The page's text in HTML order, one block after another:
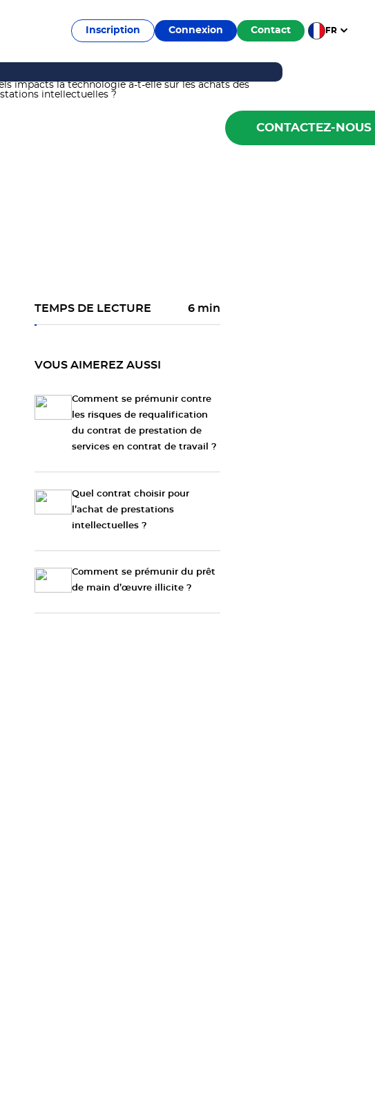
Inscription Connexion Contact FR
TEMPS DE LECTURE 6 min
VOUS AIMEREZ AUSSI
Comment se prémunir contre
les risques de requalification
du contrat de prestation de
services en contrat de travail ?
Quel contrat choisir pour
l’achat de prestations
intellectuelles ?
Comment se prémunir du prêt
de main d’œuvre illicite ?
CONTACTEZ-NOUS